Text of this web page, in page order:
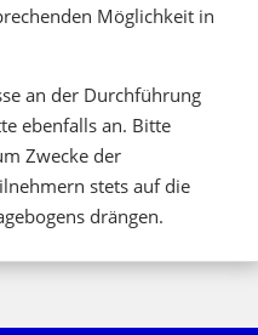
Möglichkeit in
an der Durchführung
ebenfalls an. Bitte
Zwecke der
stets auf die
drängen.